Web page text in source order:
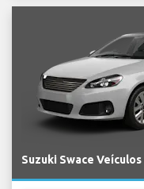
Suzuki Swace